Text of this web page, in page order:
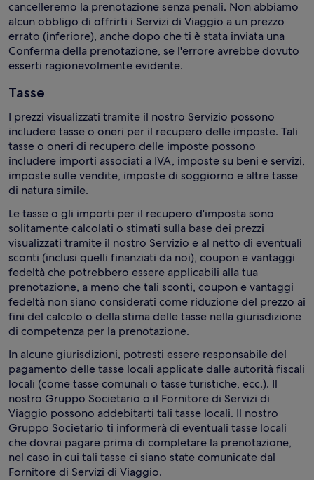
cancelleremo la prenotazione senza penali. Non abbiamo
alcun obbligo di offrirti i Servizi di Viaggio a un prezzo
errato (inferiore), anche dopo che ti è stata inviata una
Conferma della prenotazione, se l'errore avrebbe dovuto
esserti ragionevolmente evidente.
Tasse
I prezzi visualizzati tramite il nostro Servizio possono
includere tasse o oneri per il recupero delle imposte. Tali
tasse o oneri di recupero delle imposte possono
includere importi associati a IVA, imposte su beni e servizi,
imposte sulle vendite, imposte di soggiorno e altre tasse
di natura simile.
Le tasse o gli importi per il recupero d'imposta sono
solitamente calcolati o stimati sulla base dei prezzi
visualizzati tramite il nostro Servizio e al netto di eventuali
sconti (inclusi quelli finanziati da noi), coupon e vantaggi
fedeltà che potrebbero essere applicabili alla tua
prenotazione, a meno che tali sconti, coupon e vantaggi
fedeltà non siano considerati come riduzione del prezzo ai
fini del calcolo o della stima delle tasse nella giurisdizione
di competenza per la prenotazione.
In alcune giurisdizioni, potresti essere responsabile del
pagamento delle tasse locali applicate dalle autorità fiscali
locali (come tasse comunali o tasse turistiche, ecc.). Il
nostro Gruppo Societario o il Fornitore di Servizi di
Viaggio possono addebitarti tali tasse locali. Il nostro
Gruppo Societario ti informerà di eventuali tasse locali
che dovrai pagare prima di completare la prenotazione,
nel caso in cui tali tasse ci siano state comunicate dal
Fornitore di Servizi di Viaggio.